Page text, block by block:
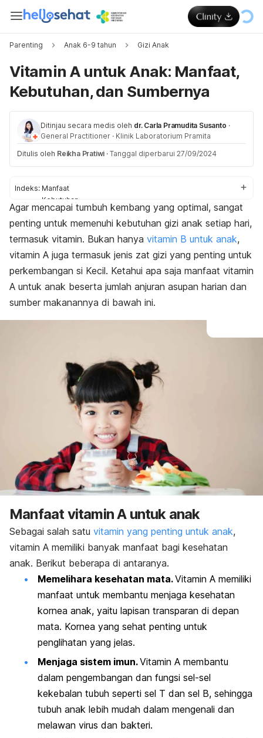
Parenting Anak 6-9 tahun Gizi Anak
Vitamin A untuk Anak: Manfaat,
Kebutuhan, dan Sumbernya
Ditinjau secara medis oleh dr. Carla Pramudita Susanto ·
General Practitioner · Klinik Laboratorium Pramita
Ditulis oleh Reikha Pratiwi · Tanggal diperbarui 27/09/2024
Indeks: Manfaat
Kebutuhan
Sumber
Agar mencapai tumbuh kembang yang optimal, sangat
penting untuk memenuhi kebutuhan gizi anak setiap hari,
termasuk vitamin. Bukan hanya vitamin B untuk anak,
vitamin A juga termasuk jenis zat gizi yang penting untuk
perkembangan si Kecil. Ketahui apa saja manfaat vitamin
A untuk anak beserta jumlah anjuran asupan harian dan
sumber makanannya di bawah ini.
Manfaat vitamin A untuk anak
Sebagai salah satu vitamin yang penting untuk anak,
vitamin A memiliki banyak manfaat bagi kesehatan
anak. Berikut beberapa di antaranya.
Memelihara kesehatan mata.Vitamin A memiliki
manfaat untuk membantu menjaga kesehatan
kornea anak, yaitu lapisan transparan di depan
mata. Kornea yang sehat penting untuk
penglihatan yang jelas.
Menjaga sistem imun.Vitamin A membantu
dalam pengembangan dan fungsi sel-sel
kekebalan tubuh seperti sel T dan sel B, sehingga
tubuh anak lebih mudah dalam mengenali dan
melawan virus dan bakteri.